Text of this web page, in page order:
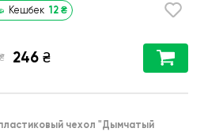
Кешбек 12 ₴
₴ 246 ₴
чехол "Дымчатый